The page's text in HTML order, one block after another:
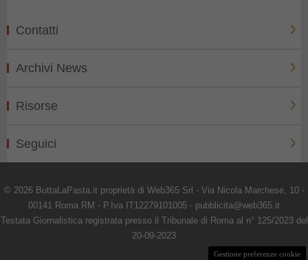
Contatti
Archivi News
Risorse
Seguici
© 2026 ButtaLaPasta.it proprietà di Web365 Srl - Via Nicola Marchese, 10 -
00141 Roma RM - P.Iva IT12279101005 - pubblicita@web365.it
Testata Giornalistica registrata presso il Tribunale di Roma al n° 125/2023 del
20-09-2023
Gestione preferenze cookie